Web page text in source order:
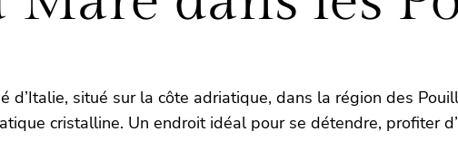
d’Italie, situé sur la côte adriatique, dans la région des
cristalline. Un endroit idéal pour se détendre, profiter